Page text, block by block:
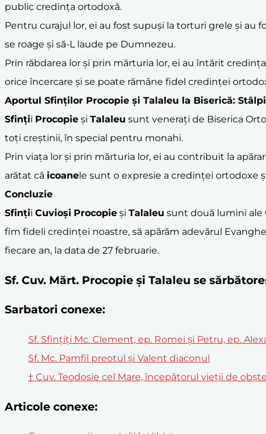
public credința ortodoxă.
Pentru curajul lor, ei au fost supuși la torturi grele și
se roage și să-L laude pe Dumnezeu.
Prin răbdarea lor și prin mărturia lor, ei au întărit
orice încercare și se poate rămâne fidel credinței
Aportul Sfinților Procopie și Talaleu la Biserică:
Sfinții Procopie și Talaleu sunt venerați de Biserica
toți creștinii, în special pentru monahi.
Prin viața lor și prin mărturia lor, ei au contribuit la
arătat că icoanele sunt o expresie a credinței ortodoxe
Concluzie
Sfinții Cuvioși Procopie și Talaleu sunt două lumini ale
fim fideli credinței noastre, să apărăm adevărul
fiecare an, la data de 27 februarie.
Sf. Cuv. Mărt. Procopie și Talaleu se
Sarbatori conexe:
Sf. Sfințiți Mc. Clement, ep. Romei și Petru, ep.
Sf. Mc. Pamfil preotul și Valent diaconul
† Cuv. Teodosie cel Mare, începătorul vieţii de obşte
Articole conexe: